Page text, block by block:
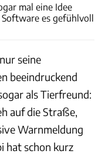
mal eine Idee
es gefühlvoll
seine
beeindruckend
als Tierfreund:
auf die Straße,
Warnmeldung
hat schon kurz